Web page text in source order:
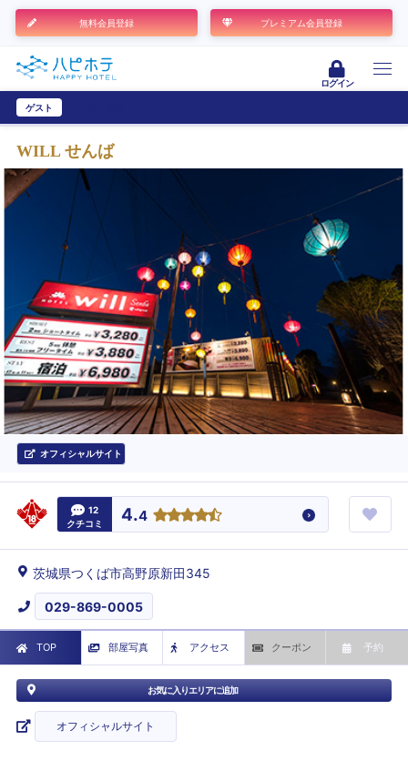
無料会員登録 プレミアム会員登録
ログイン
ゲスト
WILL せんば
オフィシャルサイト
12
クチコミ
4.4
茨城県つくば市高野原新田345
029-869-0005
TOP 部屋写真 アクセス クーポン 予約
お気に入りエリアに追加
オフィシャルサイト